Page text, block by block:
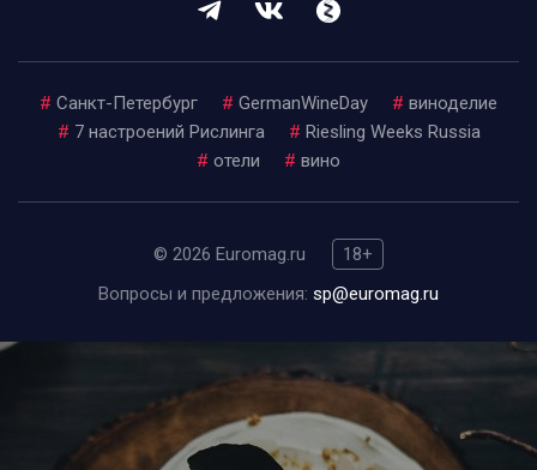
# Санкт-Петербург # GermanWineDay # виноделие
# 7 настроений Рислинга # Riesling Weeks Russia
# отели # вино
© 2026 Euromag.ru
18+
Вопросы и предложения: sp@euromag.ru